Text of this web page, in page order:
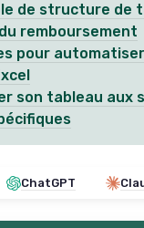
de structure de
remboursement
pour
son tableau aux
ChatGPT